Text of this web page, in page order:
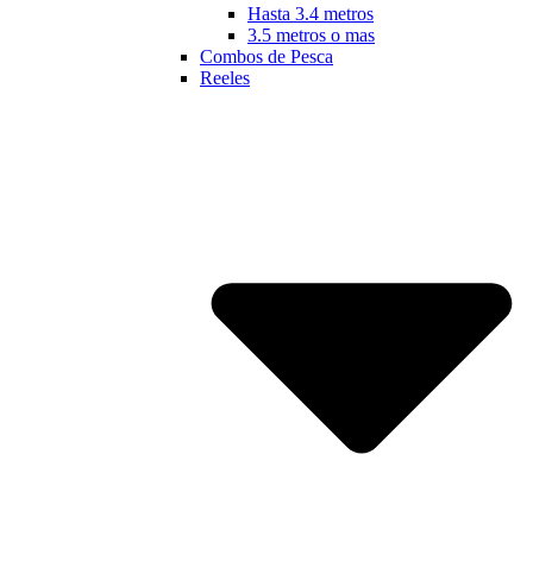
Hasta 3.4 metros
3.5 metros o mas
Combos de Pesca
Reeles